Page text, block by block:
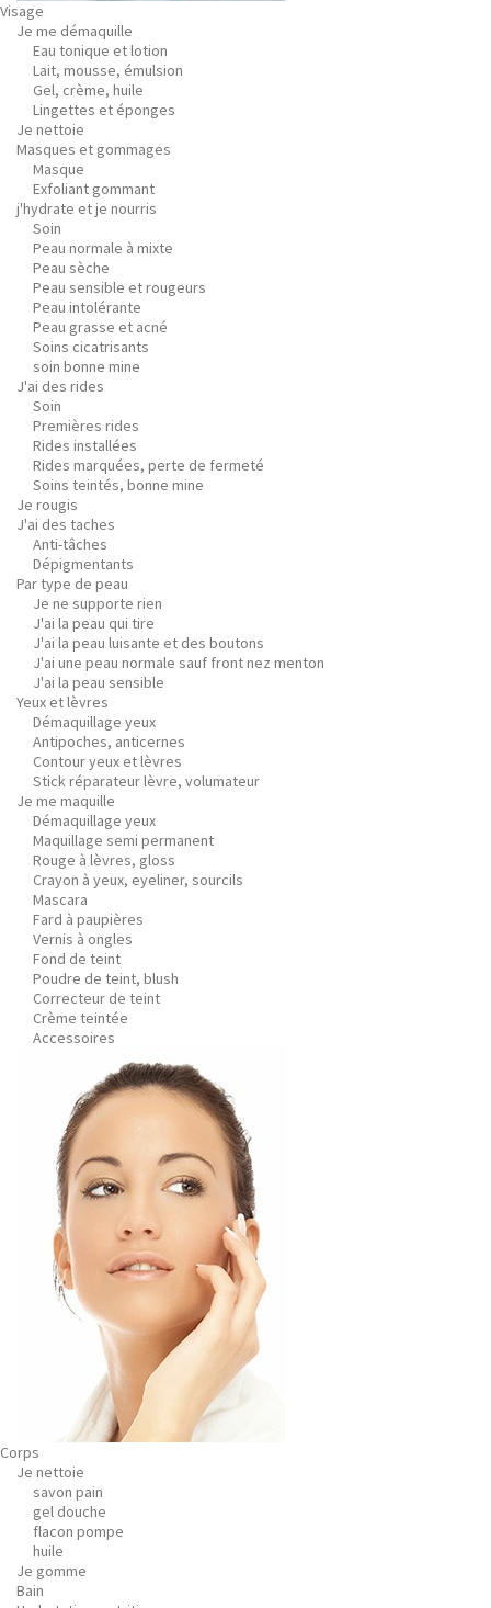
Visage
Je me démaquille
Eau tonique et lotion
Lait, mousse, émulsion
Gel, crème, huile
Lingettes et éponges
Je nettoie
Masques et gommages
Masque
Exfoliant gommant
j'hydrate et je nourris
Soin
Peau normale à mixte
Peau sèche
Peau sensible et rougeurs
Peau intolérante
Peau grasse et acné
Soins cicatrisants
soin bonne mine
J'ai des rides
Soin
Premières rides
Rides installées
Rides marquées, perte de fermeté
Soins teintés, bonne mine
Je rougis
J'ai des taches
Anti-tâches
Dépigmentants
Par type de peau
Je ne supporte rien
J'ai la peau qui tire
J'ai la peau luisante et des boutons
J'ai une peau normale sauf front nez menton
J'ai la peau sensible
Yeux et lèvres
Démaquillage yeux
Antipoches, anticernes
Contour yeux et lèvres
Stick réparateur lèvre, volumateur
Je me maquille
Démaquillage yeux
Maquillage semi permanent
Rouge à lèvres, gloss
Crayon à yeux, eyeliner, sourcils
Mascara
Fard à paupières
Vernis à ongles
Fond de teint
Poudre de teint, blush
Correcteur de teint
Crème teintée
Accessoires
Corps
Je nettoie
savon pain
gel douche
flacon pompe
huile
Je gomme
Bain